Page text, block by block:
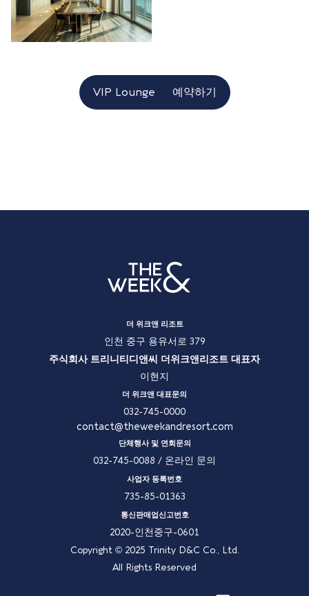
VIP Lounge 예약하기
더 위크앤 리조트
인천 중구 용유서로 379
주식회사 트리니티디앤씨 더위크앤리조트 대표자
이현지
더 위크앤 대표문의
032-745-0000
contact@theweekandresort.com
단체행사 및 연회문의
032-745-0088 / 온라인 문의
사업자 등록번호
735-85-01363
통신판매업신고번호
2020-인천중구-0601
Copyright © 2025 Trinity D&C Co., Ltd.
All Rights Reserved